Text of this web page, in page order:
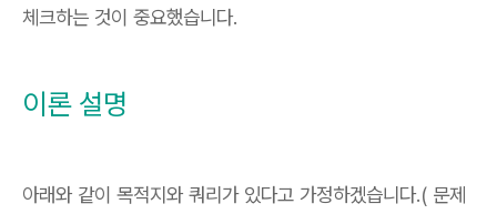
체크하는 것이 중요했습니다.
이론 설명
아래와 같이 목적지와 쿼리가 있다고 가정하겠습니다.( 문제